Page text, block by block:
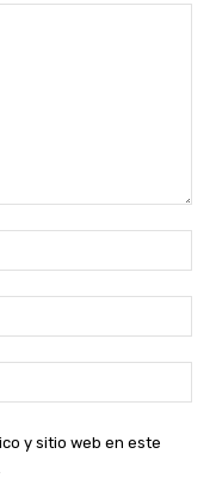
y sitio web en este